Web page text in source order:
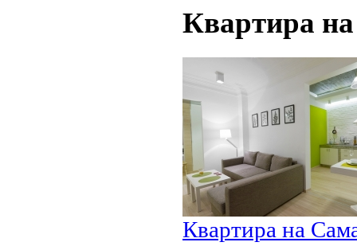
Квартира
Квартира на